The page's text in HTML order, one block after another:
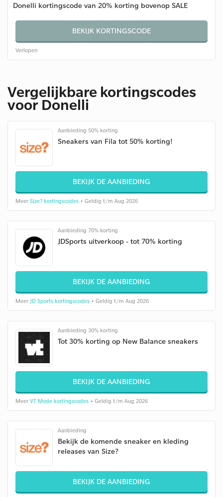
Donelli kortingscode van 20% korting bovenop SALE
BEKIJK KORTINGSCODE
Verlopen
Vergelijkbare kortingscodes
voor Donelli
Aanbieding 50% korting
Sneakers van Fila tot 50% korting!
BEKIJK DE AANBIEDING
Meer Size? kortingscodes • Geldig t/m Aug 2026
Aanbieding 70% korting
JDSports uitverkoop - tot 70% korting
BEKIJK DE AANBIEDING
Meer JD Sports kortingscodes • Geldig t/m Aug 2026
Aanbieding 30% korting
Tot 30% korting op New Balance sneakers
BEKIJK DE AANBIEDING
Meer VT Mode kortingscodes • Geldig t/m Aug 2026
Aanbieding
Bekijk de komende sneaker en kleding
releases van Size?
BEKIJK DE AANBIEDING